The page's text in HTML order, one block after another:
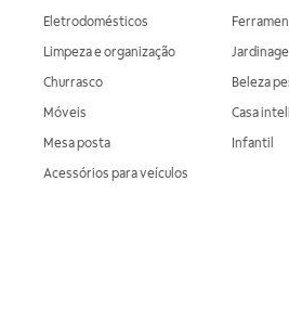
Eletrodomésticos
Limpeza e organização
Churrasco
Móveis
Mesa posta
Acessórios para veículos
Beleza
Casa
Infantil